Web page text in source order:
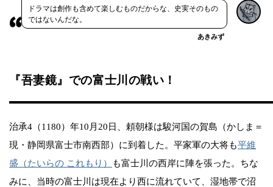
ドラマは創作も含めて楽しむものだからな、史実そのもの
ではないんだな。
あきみず
『吾妻鏡』での富士川の戦い！
治承4（1180）年10月20日、頼朝様は駿河国の賀島（かしま＝
現・静岡県富士市南西部）に到着した。平家軍の大将も平維
盛（たいらの これもり）
も富士川の西岸に陣を張った。ちな
みに、当時の富士川は現在より西に流れていて、湿地帯で沼